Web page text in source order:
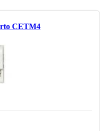
CETM4